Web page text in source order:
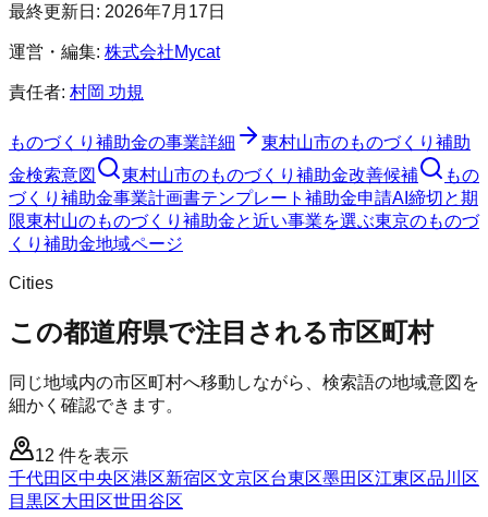
最終更新日: 2026年7月17日
運営・編集: 株式会社Mycat
責任者: 村岡 功規
ものづくり補助金の事業詳細 東村山市のものづくり補助
金検索意図 東村山市のものづくり補助金改善候補
もの
づくり補助金事業計画書テンプレート 補助金申請AI 締切と期
限東村山のものづくり補助金と近い事業を選ぶ東京のものづ
くり補助金地域ページ
Cities
この都道府県で注目される市区町村
同じ地域内の市区町村へ移動しながら、検索語の地域意図を
細かく確認できます。
12 件を表示
千代田区中央区港区新宿区文京区台東区墨田区江東区品川区
目黒区大田区世田谷区